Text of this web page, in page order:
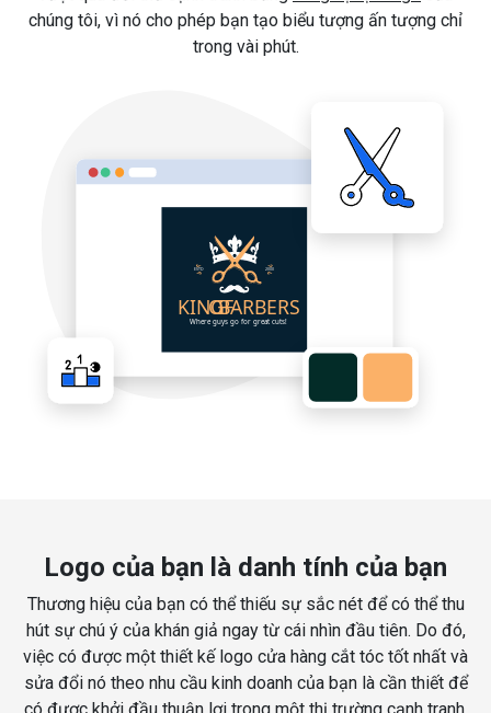
chúng tôi, vì nó cho phép bạn tạo biểu tượng ấn tượng chỉ
trong vài phút.
Logo của bạn là danh tính của bạn
Thương hiệu của bạn có thể thiếu sự sắc nét để có thể thu
hút sự chú ý của khán giả ngay từ cái nhìn đầu tiên. Do đó,
việc có được một thiết kế logo cửa hàng cắt tóc tốt nhất và
sửa đổi nó theo nhu cầu kinh doanh của bạn là cần thiết để